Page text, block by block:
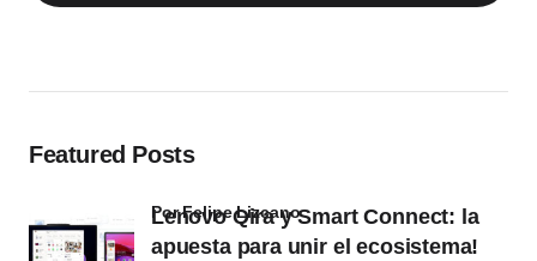
Featured Posts
Lenovo Qira y Smart Connect: la
apuesta para unir el ecosistema!
por Felipe Lizcano